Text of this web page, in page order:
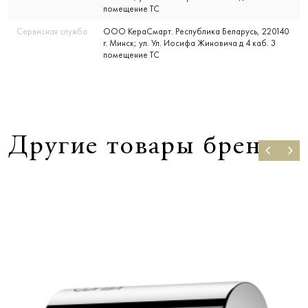
помещение ТС
Сервисная служба
ООО КераСмарт. Республика Беларусь, 220140
г. Минск; ул. Ул. Иосифа Жиновича д 4 каб. 3
помещение ТС
Другие товары бренда